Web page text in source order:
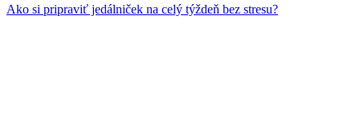
Ako si pripraviť jedálniček na celý týždeň bez stresu?